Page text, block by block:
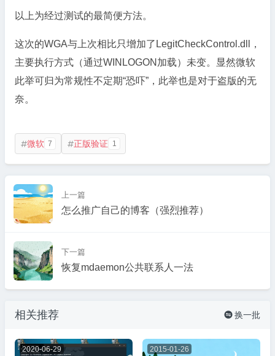
以上为经过测试的最简便方法。
这次的WGA与上次相比只增加了LegitCheckControl.dll，
主要执行方式（通过WINLOGON加载）未变。显然微软
此举可归为常规性不定期“恐吓”，此举也是对于盗版的无
奈。
微软 7 正版验证 1
上一篇
怎么推广自己的博客（强烈推荐）
下一篇
恢复mdaemon公共联系人一法
相关推荐  换一批
2020-06-29 2015-01-26